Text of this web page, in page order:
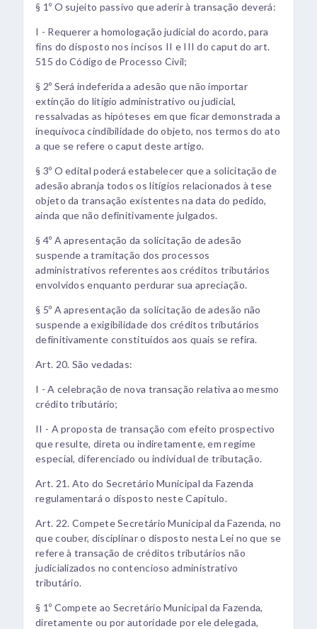
§ 1º O sujeito passivo que aderir à transação deverá:
I - Requerer a homologação judicial do acordo, para
fins do disposto nos incisos II e III do caput do art.
515 do Código de Processo Civil;
§ 2º Será indeferida a adesão que não importar
extinção do litígio administrativo ou judicial,
ressalvadas as hipóteses em que ficar demonstrada a
inequívoca cindibilidade do objeto, nos termos do ato
a que se refere o caput deste artigo.
§ 3º O edital poderá estabelecer que a solicitação de
adesão abranja todos os litígios relacionados à tese
objeto da transação existentes na data do pedido,
ainda que não definitivamente julgados.
§ 4º A apresentação da solicitação de adesão
suspende a tramitação dos processos
administrativos referentes aos créditos tributários
envolvidos enquanto perdurar sua apreciação.
§ 5º A apresentação da solicitação de adesão não
suspende a exigibilidade dos créditos tributários
definitivamente constituídos aos quais se refira.
Art. 20. São vedadas:
I - A celebração de nova transação relativa ao mesmo
crédito tributário;
II - A proposta de transação com efeito prospectivo
que resulte, direta ou indiretamente, em regime
especial, diferenciado ou individual de tributação.
Art. 21. Ato do Secretário Municipal da Fazenda
regulamentará o disposto neste Capítulo.
Art. 22. Compete Secretário Municipal da Fazenda, no
que couber, disciplinar o disposto nesta Lei no que se
refere à transação de créditos tributários não
judicializados no contencioso administrativo
tributário.
§ 1º Compete ao Secretário Municipal da Fazenda,
diretamente ou por autoridade por ele delegada,